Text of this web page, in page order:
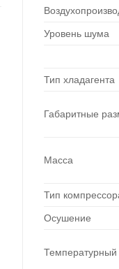
Уровень шума
Тип хладагента
Габаритные
Масса
Тип
Осушение
Температурный